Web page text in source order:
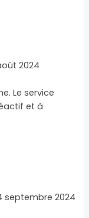
2024
Le service
et à
septembre 2024